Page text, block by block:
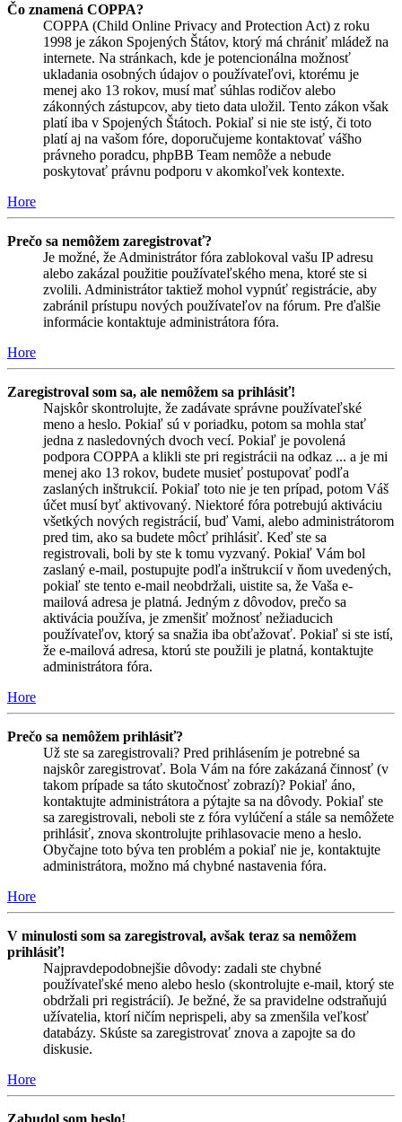
Čo znamená COPPA?
COPPA (Child Online Privacy and Protection Act) z roku
1998 je zákon Spojených Štátov, ktorý má chrániť mládež na
internete. Na stránkach, kde je potencionálna možnosť
ukladania osobných údajov o používateľovi, ktorému je
menej ako 13 rokov, musí mať súhlas rodičov alebo
zákonných zástupcov, aby tieto data uložil. Tento zákon však
platí iba v Spojených Štátoch. Pokiaľ si nie ste istý, či toto
platí aj na vašom fóre, doporučujeme kontaktovať vášho
právneho poradcu, phpBB Team nemôže a nebude
poskytovať právnu podporu v akomkoľvek kontexte.
Hore
Prečo sa nemôžem zaregistrovať?
Je možné, že Administrátor fóra zablokoval vašu IP adresu
alebo zakázal použitie používateľského mena, ktoré ste si
zvolili. Administrátor taktiež mohol vypnúť registrácie, aby
zabránil prístupu nových používateľov na fórum. Pre ďalšie
informácie kontaktuje administrátora fóra.
Hore
Zaregistroval som sa, ale nemôžem sa prihlásiť!
Najskôr skontrolujte, že zadávate správne používateľské
meno a heslo. Pokiaľ sú v poriadku, potom sa mohla stať
jedna z nasledovných dvoch vecí. Pokiaľ je povolená
podpora COPPA a klikli ste pri registrácii na odkaz ... a je mi
menej ako 13 rokov, budete musieť postupovať podľa
zaslaných inštrukcií. Pokiaľ toto nie je ten prípad, potom Váš
účet musí byť aktivovaný. Niektoré fóra potrebujú aktiváciu
všetkých nových registrácií, buď Vami, alebo administrátorom
pred tim, ako sa budete môcť prihlásiť. Keď ste sa
registrovali, boli by ste k tomu vyzvaný. Pokiaľ Vám bol
zaslaný e-mail, postupujte podľa inštrukcií v ňom uvedených,
pokiaľ ste tento e-mail neobdržali, uistite sa, že Vaša e-
mailová adresa je platná. Jedným z dôvodov, prečo sa
aktivácia používa, je zmenšiť možnosť nežiaducich
používateľov, ktorý sa snažia iba obťažovať. Pokiaľ si ste istí,
že e-mailová adresa, ktorú ste použili je platná, kontaktujte
administrátora fóra.
Hore
Prečo sa nemôžem prihlásiť?
Už ste sa zaregistrovali? Pred prihlásením je potrebné sa
najskôr zaregistrovať. Bola Vám na fóre zakázaná činnosť (v
takom prípade sa táto skutočnosť zobrazí)? Pokiaľ áno,
kontaktujte administrátora a pýtajte sa na dôvody. Pokiaľ ste
sa zaregistrovali, neboli ste z fóra vylúčení a stále sa nemôžete
prihlásiť, znova skontrolujte prihlasovacie meno a heslo.
Obyčajne toto býva ten problém a pokiaľ nie je, kontaktujte
administrátora, možno má chybné nastavenia fóra.
Hore
V minulosti som sa zaregistroval, avšak teraz sa nemôžem
prihlásiť!
Najpravdepodobnejšie dôvody: zadali ste chybné
používateľské meno alebo heslo (skontrolujte e-mail, ktorý ste
obdržali pri registrácií). Je bežné, že sa pravidelne odstraňujú
užívatelia, ktorí ničím neprispeli, aby sa zmenšila veľkosť
databázy. Skúste sa zaregistrovať znova a zapojte sa do
diskusie.
Hore
Zabudol som heslo!